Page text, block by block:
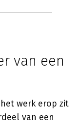
van een
werk erop zit
van een